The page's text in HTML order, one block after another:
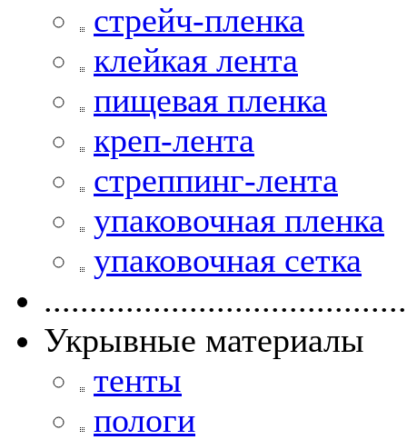
стрейч-пленка
клейкая лента
пищевая пленка
креп-лента
стреппинг-лента
упаковочная пленка
упаковочная сетка
Укрывные материалы
тенты
пологи